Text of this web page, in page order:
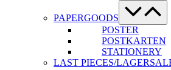
PAPERGOODS
Menü-
Schalter
POSTER
POSTKARTEN
STATIONERY
LAST PIECES/